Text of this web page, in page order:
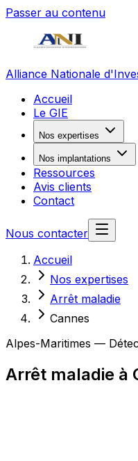
Passer au contenu
Alliance Nationale
Accueil
Le GIE
Nos expertises
Nos implantations
Ressources
Avis clients
Contact
Nous contacter
Accueil
Nos expertises
Arrêt maladie
Cannes
Alpes-Maritimes —
Arrêt maladie à